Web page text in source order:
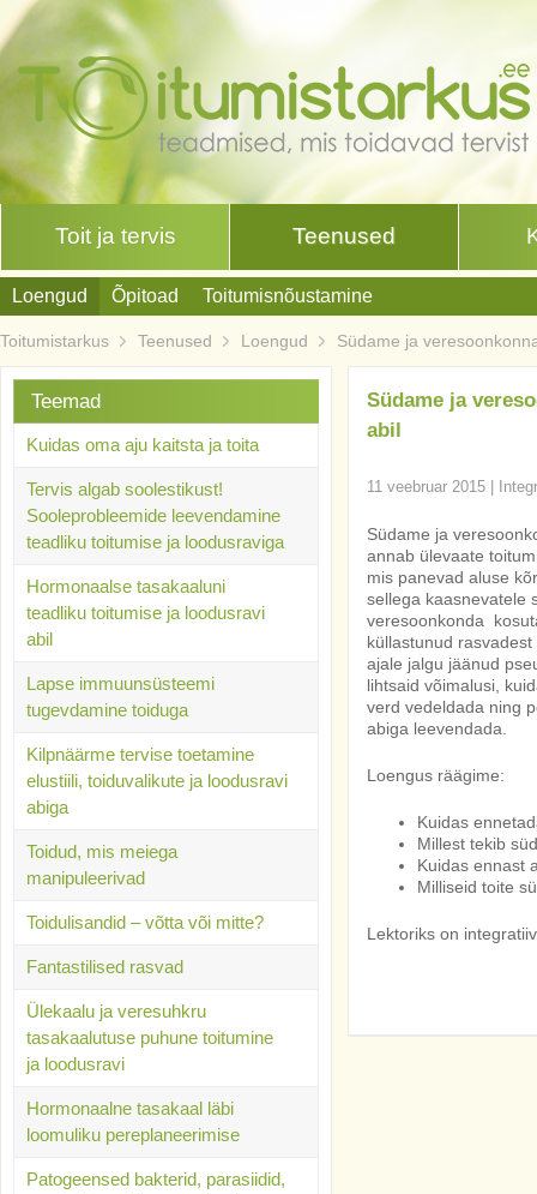
Toit ja tervis Teenused
Loengud Õpitoad Toitumisnõustamine
Toitumistarkus Teenused Loengud Südame ja
Südame ja
abil
11 veebruar 2015
Südame ja
annab ülevaate
mis panevad aluse
sellega kaasnevatele
veresoonkonda
küllastunud
ajale jalgu jäänud
lihtsaid võimalusi,
verd vedeldada ning
abiga leevendada.
Loengus räägime:
Kuidas
Millest tekib
Kuidas ennast
Milliseid toite
Lektoriks on
Teemad
Kuidas oma aju kaitsta ja toita
Tervis algab soolestikust!
Sooleprobleemide leevendamine
teadliku toitumise ja loodusraviga
Hormonaalse tasakaaluni
teadliku toitumise ja loodusravi
abil
Lapse immuunsüsteemi
tugevdamine toiduga
Kilpnäärme tervise toetamine
elustiili, toiduvalikute ja loodusravi
abiga
Toidud, mis meiega
manipuleerivad
Toidulisandid – võtta või mitte?
Fantastilised rasvad
Ülekaalu ja veresuhkru
tasakaalutuse puhune toitumine
ja loodusravi
Hormonaalne tasakaal läbi
loomuliku pereplaneerimise
Patogeensed bakterid, parasiidid,